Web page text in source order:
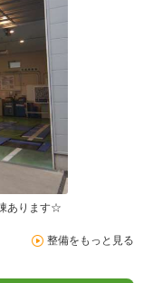
あります☆
整備をもっと見る